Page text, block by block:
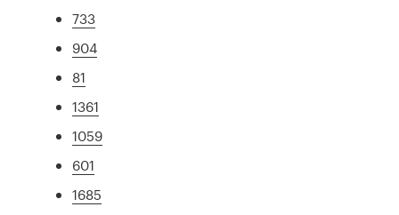
733
904
81
1361
1059
601
1685